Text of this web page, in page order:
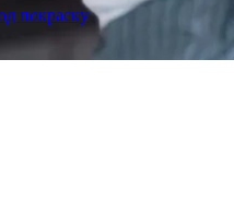
покраску